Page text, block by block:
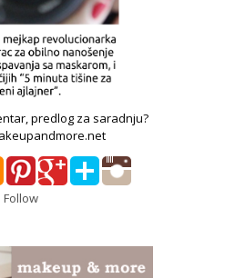
predlog za saradnju?
Follow